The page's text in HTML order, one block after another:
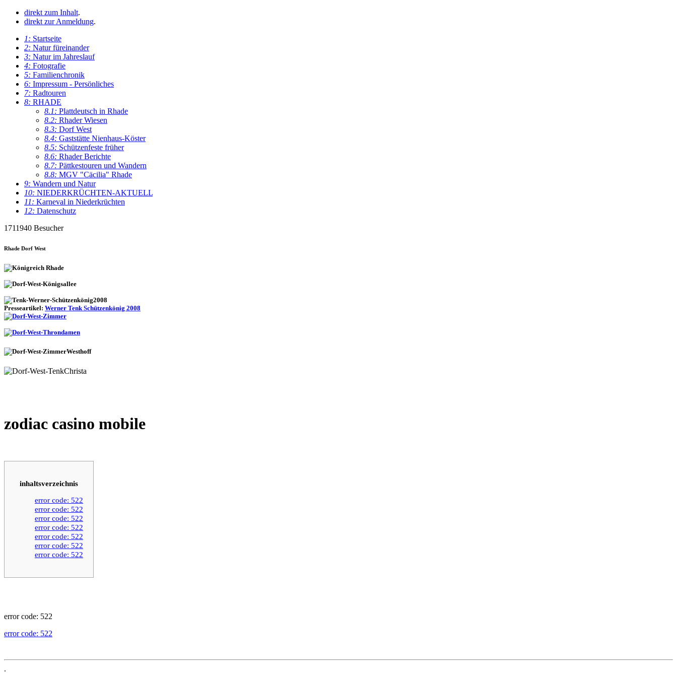
direkt zum Inhalt.
direkt zur Anmeldung.
1: Startseite
2: Natur füreinander
3: Natur im Jahreslauf
4: Fotografie
5: Familienchronik
6: Impressum - Persönliches
7: Radtouren
8: RHADE
8.1: Plattdeutsch in Rhade
8.2: Rhader Wiesen
8.3: Dorf West
8.4: Gaststätte Nienhaus-Köster
8.5: Schützenfeste früher
8.6: Rhader Berichte
8.7: Pättkestouren und Wandern
8.8: MGV "Cäcilia" Rhade
9: Wandern und Natur
10: NIEDERKRÜCHTEN-AKTUELL
11: Karneval in Niederkrüchten
12: Datenschutz
1711940 Besucher
Rhade Dorf West
Presseartikel: Werner Tenk Schützenkönig 2008
zodiac casino mobile
inhaltsverzeichnis
error code: 522
error code: 522
error code: 522
error code: 522
error code: 522
error code: 522
error code: 522
error code: 522
error code: 522
.